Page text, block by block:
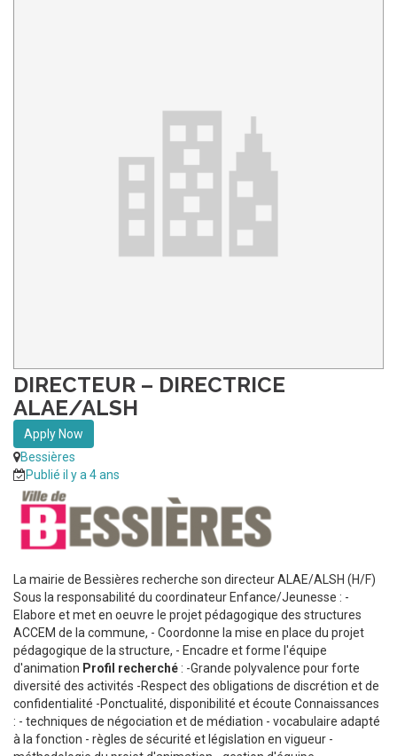
DIRECTEUR – DIRECTRICE
ALAE/ALSH
Apply Now
Bessières
Publié il y a 4 ans
La mairie de Bessières recherche son directeur ALAE/ALSH (H/F)
Sous la responsabilité du coordinateur Enfance/Jeunesse : -
Elabore et met en oeuvre le projet pédagogique des structures
ACCEM de la commune, - Coordonne la mise en place du projet
pédagogique de la structure, - Encadre et forme l'équipe
d'animation Profil recherché : -Grande polyvalence pour forte
diversité des activités -Respect des obligations de discrétion et de
confidentialité -Ponctualité, disponibilité et écoute Connaissances
: - techniques de négociation et de médiation - vocabulaire adapté
à la fonction - règles de sécurité et législation en vigueur -